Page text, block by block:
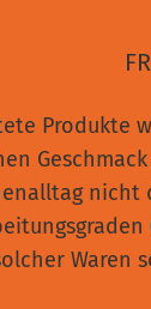
Produkte
nicht